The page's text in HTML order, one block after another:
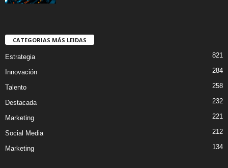
CATEGORIAS MÁS LEIDAS
Estrategia 821
Innovación 284
Talento 258
Destacada 232
Marketing 221
Social Media 212
Marketing 134